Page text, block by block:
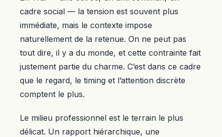
cadre social — la tension est souvent plus
immédiate, mais le contexte impose
naturellement de la retenue. On ne peut pas
tout dire, il y a du monde, et cette contrainte fait
justement partie du charme. C’est dans ce cadre
que le regard, le timing et l’attention discrète
comptent le plus.
Le milieu professionnel est le terrain le plus
délicat. Un rapport hiérarchique, une